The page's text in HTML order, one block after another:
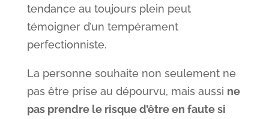
tendance au toujours plein peut
témoigner d’un tempérament
perfectionniste.
La personne souhaite non seulement ne
pas être prise au dépourvu, mais aussi ne
pas prendre le risque d’être en faute si